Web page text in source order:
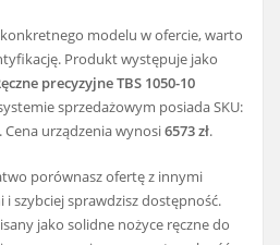
konkretnego modelu w ofercie, warto
Produkt występuje jako
precyzyjne TBS 1050-10
sprzedażowym posiada SKU:
. Cena urządzenia wynosi6573 zł.
porównasz ofertę z innymi
i szybciej sprawdzisz dostępność.
jako solidne nożyce ręczne do